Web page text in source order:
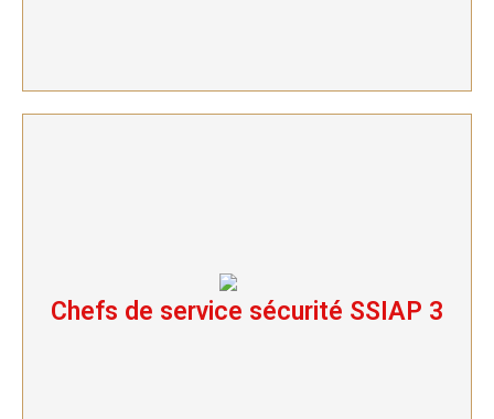
Chefs de service sécurité SSIAP 3
Chefs de service sécurité SSIAP 3